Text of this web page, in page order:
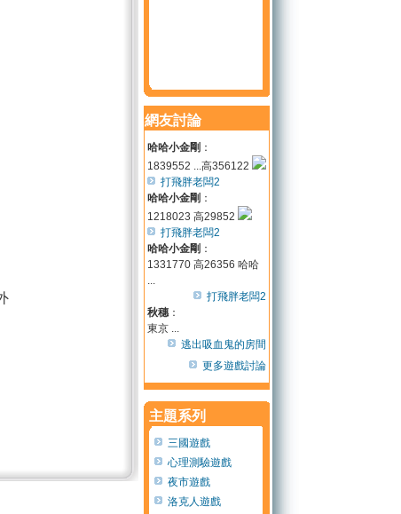
網友討論
哈哈小金剛 ：
1839552 ...高356122
打飛胖老闆2
哈哈小金剛 ：
1218023 高29852
打飛胖老闆2
哈哈小金剛 ：
1331770 高26356 哈哈
...
打飛胖老闆2
秋穗：
東京 ...
逃出吸血鬼的房間
更多遊戲討論
主題系列
三國遊戲
心理測驗遊戲
夜市遊戲
洛克人遊戲